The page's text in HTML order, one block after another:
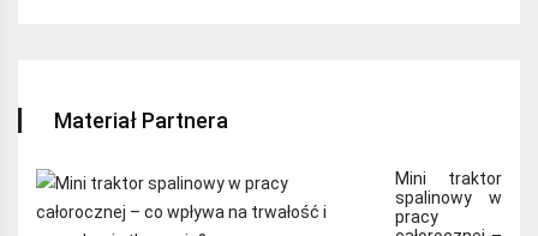
Materiał Partnera
Mini traktor
spalinowy w
pracy